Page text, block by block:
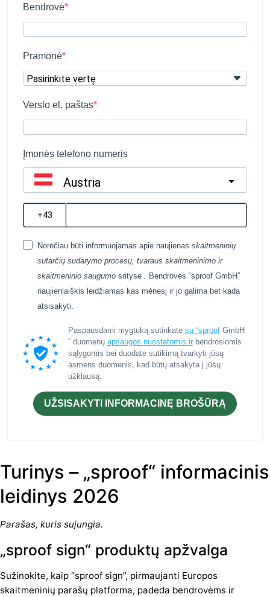
Bendrovė
Pramonė
Verslo el. paštas
Įmonės telefono numeris
Austria
Norėčiau būti informuojamas apie naujienas skaitmeninių
sutarčių sudarymo procesų, tvaraus skaitmeninimo ir
skaitmeninio saugumo srityse
Bendrovės “sproof GmbH”
naujienlaiškis leidžiamas kas mėnesį ir jo galima bet kada
atsisakyti.
Paspausdami mygtuką sutinkate su “sproofGmbH
” duomenų apsaugos nuostatomis irbendrosiomis
sąlygomis bei duodate sutikimą tvarkyti jūsų
asmens duomenis, kad būtų atsakyta į jūsų
užklausą.
UŽSISAKYTI INFORMACINĘ BROŠŪRĄ
Turinys – „sproof“ informacinis
leidinys 2026
Parašas, kuris sujungia.
„sproof sign“ produktų apžvalga
Sužinokite, kaip “sproof sign”, pirmaujanti Europos
skaitmeninių parašų platforma, padeda bendrovėms ir